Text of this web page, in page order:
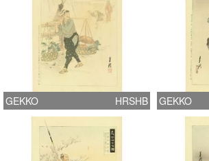
GEKKO HRSHB GEKKO